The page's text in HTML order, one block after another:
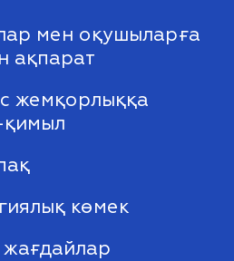
мен оқушыларға
ақпарат
жемқорлыққа
қимыл
көмек